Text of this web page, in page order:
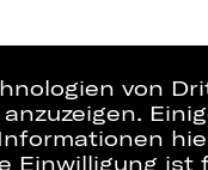
von
Einwilligung